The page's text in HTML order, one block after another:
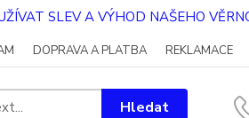
SLEV A VÝHOD NAŠEHO
DOPRAVA A PLATBA REKLAMACE
Hledat